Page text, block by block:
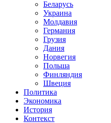
Беларусь
Украина
Молдавия
Германия
Грузия
Дания
Норвегия
Польша
Финляндия
Швеция
Политика
Экономика
История
Контекст